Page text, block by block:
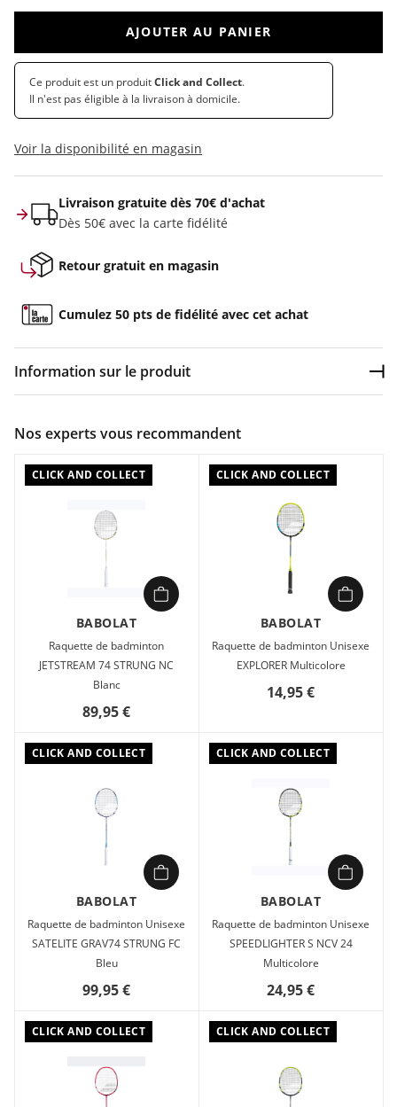
AJOUTER AU PANIER
Ce produit est un produitClick and Collect.
Il n'est pas éligible à la livraison à domicile.
Voir la disponibilité en magasin
Livraison gratuite dès 70€ d'achat
Dès 50€ avec la carte fidélité
Retour gratuit en magasin
Cumulez 50 pts de fidélité avec cet achat
Information sur le produit
Raquette de badminton cordée Babolat PRIME STRUNG NCV
24 Bleu en vente à prix attractif chez Sport 2000
Nos experts vous recommandent
CLICK AND COLLECT
BABOLAT
Raquette de badminton
JETSTREAM 74 STRUNG NC
Blanc
89,95 €
CLICK AND COLLECT
BABOLAT
Raquette de badminton Unisexe
EXPLORER Multicolore
14,95 €
CLICK AND COLLECT
BABOLAT
Raquette de badminton Unisexe
SATELITE GRAV74 STRUNG FC
Bleu
99,95 €
CLICK AND COLLECT
BABOLAT
Raquette de badminton Unisexe
SPEEDLIGHTER S NCV 24
Multicolore
24,95 €
CLICK AND COLLECT CLICK AND COLLECT